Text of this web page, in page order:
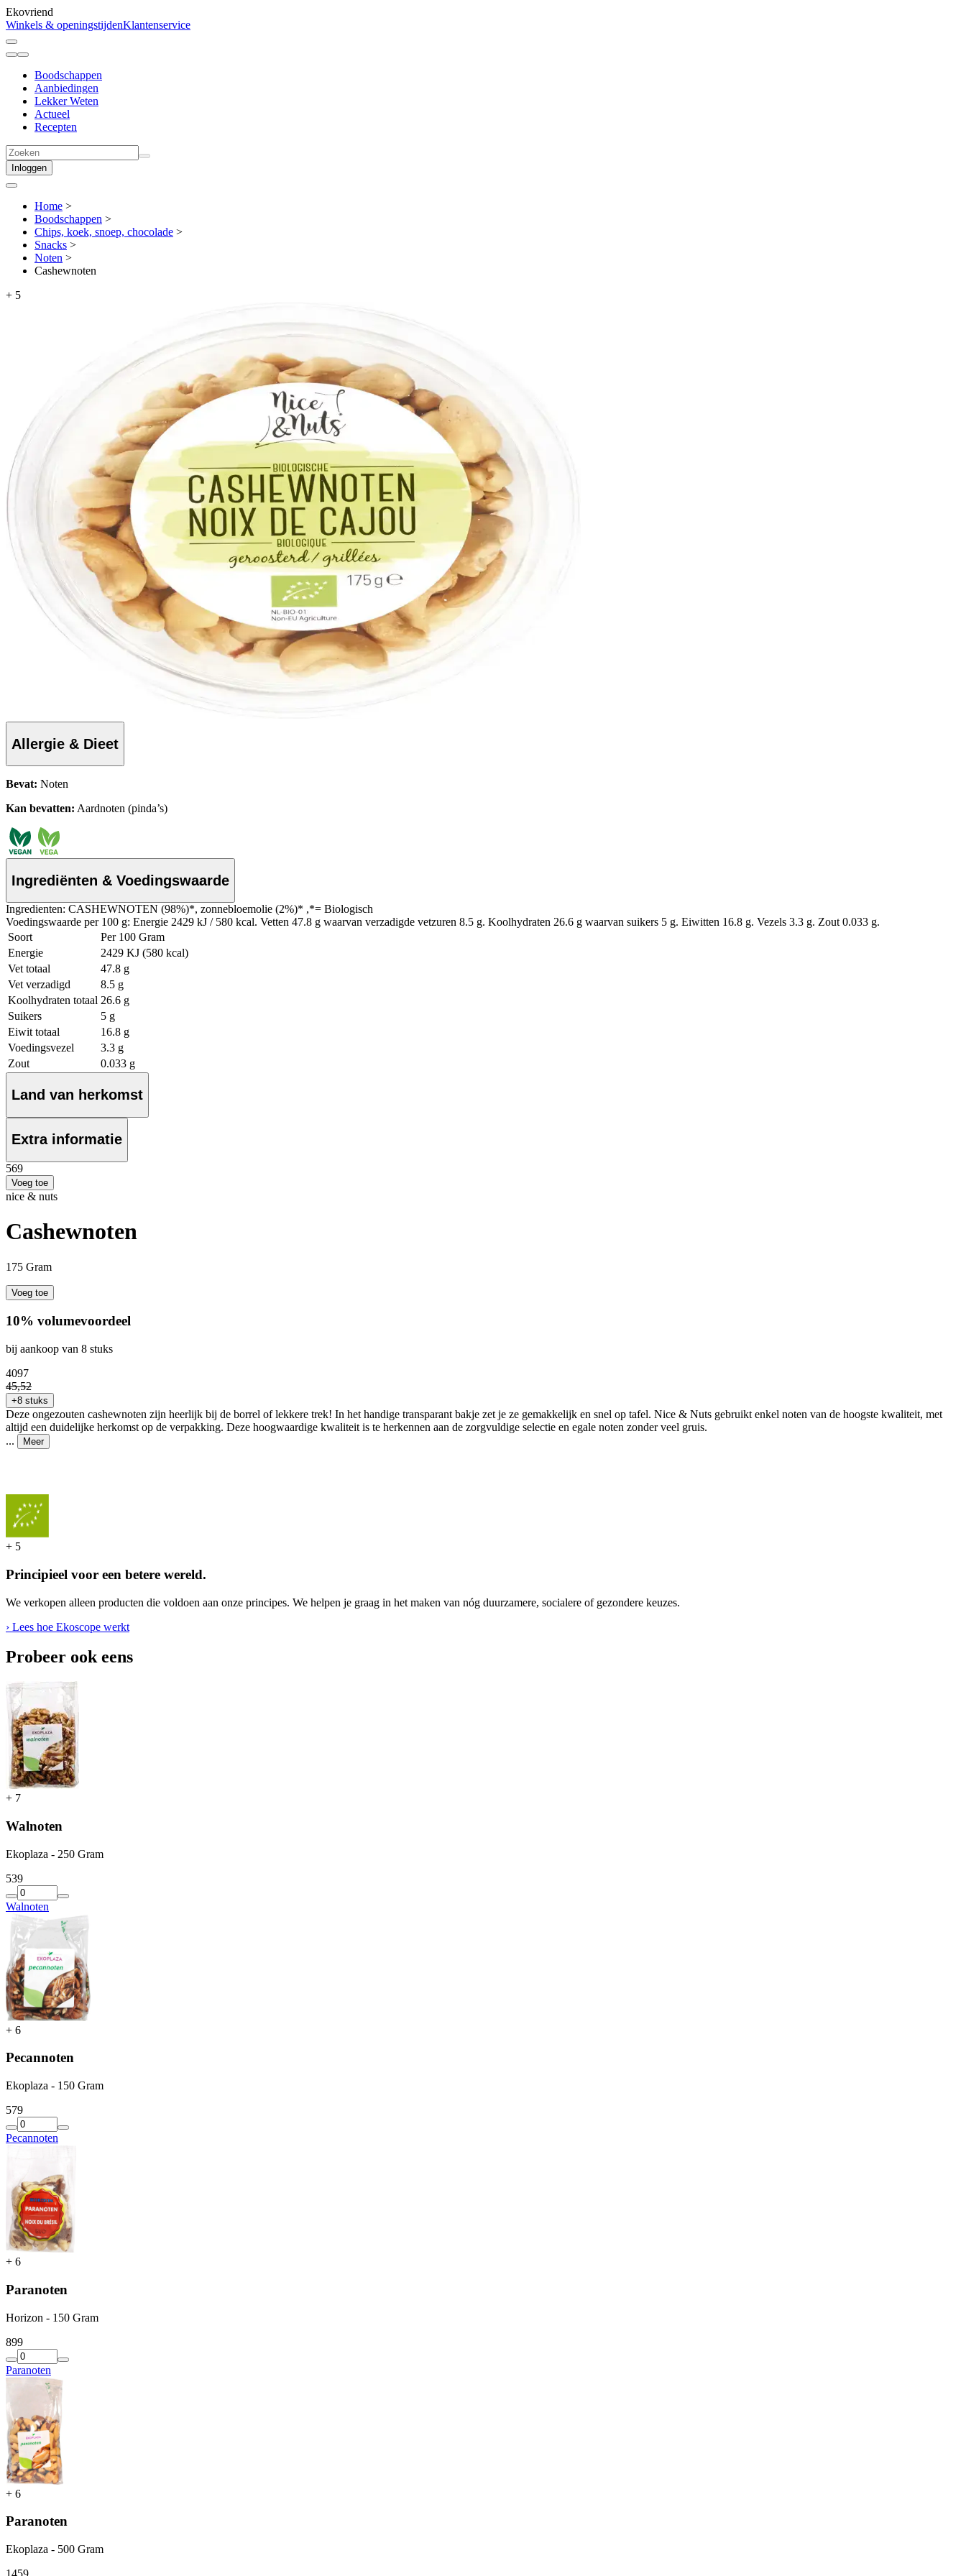
Ekovriend
Winkels & openingstijdenKlantenservice
Boodschappen
Aanbiedingen
Lekker Weten
Actueel
Recepten
Inloggen
Home >
Boodschappen >
Chips, koek, snoep, chocolade >
Snacks >
Noten >
Cashewnoten
+ 5
Allergie & Dieet
Bevat: Noten
Kan bevatten: Aardnoten (pinda’s)
Ingrediënten & Voedingswaarde
Ingredienten: CASHEWNOTEN (98%)*, zonnebloemolie (2%)* ,*= Biologisch
Voedingswaarde per 100 g: Energie 2429 kJ / 580 kcal. Vetten 47.8 g waarvan verzadigde vetzuren 8.5 g. Koolhydraten 26.6 g waarvan suikers 5 g. Eiwitten 16.8 g. Vezels 3.3 g. Zout 0.033 g.
Soort
Per 100 Gram
Energie
2429 KJ (580 kcal)
Vet totaal
47.8 g
Vet verzadigd
8.5 g
Koolhydraten totaal 26.6 g
Suikers
5 g
Eiwit totaal
16.8 g
Voedingsvezel
3.3 g
Zout
0.033 g
Land van herkomst
Extra informatie
569
Voeg toe
nice & nuts
Cashewnoten
175 Gram
Voeg toe
10% volumevoordeel
bij aankoop van 8 stuks
4097
45,52
+8 stuks
Deze ongezouten cashewnoten zijn heerlijk bij de borrel of lekkere trek! In het handige transparant bakje zet je ze gemakkelijk en snel op tafel. Nice & Nuts gebruikt enkel noten van de hoogste kwaliteit, met
altijd een duidelijke herkomst op de verpakking. Deze hoogwaardige kwaliteit is te herkennen aan de zorgvuldige selectie en egale noten zonder veel gruis.
...
Meer
+ 5
Principieel voor een betere wereld.
We verkopen alleen producten die voldoen aan onze principes. We helpen je graag in het maken van nóg duurzamere, socialere of gezondere keuzes.
› Lees hoe Ekoscope werkt
Probeer ook eens
+ 7
Walnoten
Ekoplaza - 250 Gram
539
Walnoten
+ 6
Pecannoten
Ekoplaza - 150 Gram
579
Pecannoten
+ 6
Paranoten
Horizon - 150 Gram
899
Paranoten
+ 6
Paranoten
Ekoplaza - 500 Gram
1459